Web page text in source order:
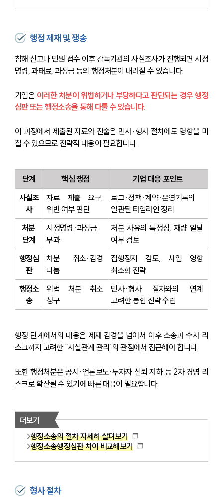
행정 제재 및 쟁송
침해 신고나 민원 접수 이후 감독기관의 사실조사가 진행되면 시정
명령, 과태료, 과징금 등의 행정처분이 내려질 수 있습니다.
기업은 이러한 처분이 위법하거나 부당하다고 판단되는 경우 행정
심판 또는 행정소송을 통해 다툴 수 있습니다.
이 과정에서 제출된 자료와 진술은 민사·형사 절차에도 영향을 미
칠 수 있으므로 전략적 대응이 필요합니다.
단계 핵심 쟁점
기업 대응 포인트
사실조
사
자료 제출 요구,
위반 여부 판단
로그·정책·계약·운영기록의
일관된 타임라인 정리
처분
단계
시정명령·과징금
부과
처분 사유의 특정성, 재량 일탈
여부 검토
행정심
판
처분 취소·감경
다툼
집행정지 검토, 사업 영향
최소화 전략
행정소
송
위법 처분 취소
청구
민사·형사 절차와의 연계
고려한 통합 전략 수립
행정 단계에서의 대응은 제재 감경을 넘어서 이후 소송과 수사 리
스크까지 고려한 “사실관계 관리”의 관점에서 접근해야 합니다.
또한 행정처분은 공시·언론보도·투자자 신뢰 저하 등 2차 경영 리
스크로 확산될 수 있기에 빠른 대응이 필요합니다.
더보기
행정소송의 절차 자세히 살펴보기
행정소송행정심판 차이 비교해보기
형사 절차